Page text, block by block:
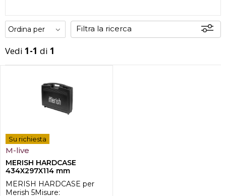
Filtra la ricerca
Vedi 1-1 di 1
Su richiesta
M-live
MERISH HARDCASE
434X297X114 mm
MERISH HARDCASE per
Merish 5Misure: